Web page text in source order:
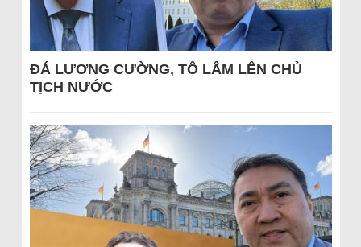
ĐÁ LƯƠNG CƯỜNG, TÔ LÂM LÊN CHỦ
TỊCH NƯỚC